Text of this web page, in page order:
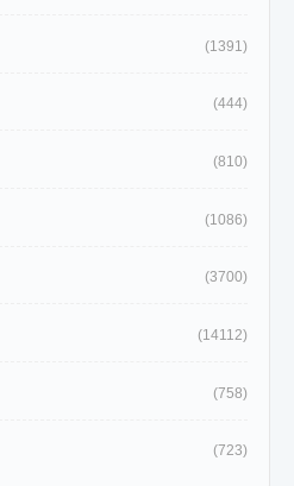
(1391)
(444)
(810)
(1086)
(3700)
(14112)
(758)
(723)